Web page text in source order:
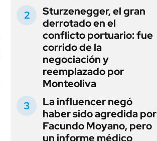
Sturzenegger, el gran
derrotado en el
conflicto portuario: fue
corrido de la
negociación y
reemplazado por
Monteoliva
La influencer negó
haber sido agredida por
Facundo Moyano, pero
un informe médico